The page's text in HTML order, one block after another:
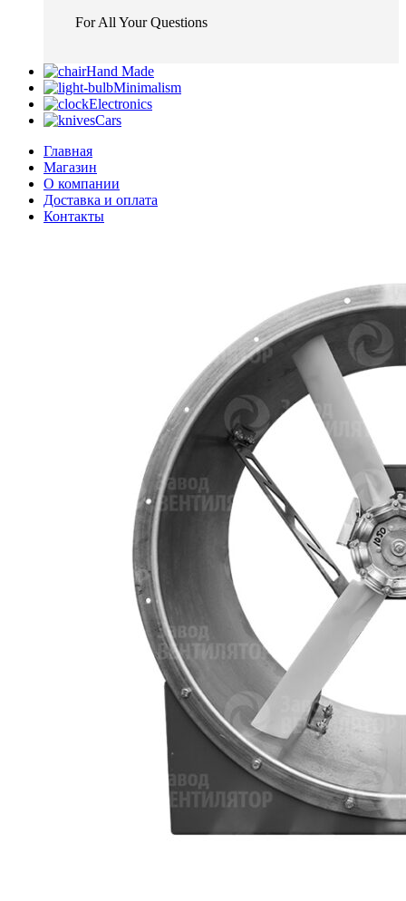
For All Your Questions
Hand Made
Minimalism
Electronics
Cars
Главная
Магазин
О компании
Доставка и оплата
Контакты